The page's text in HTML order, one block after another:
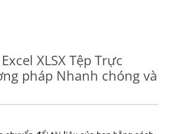
XLSX Tệp Trực
pháp Nhanh chóng và